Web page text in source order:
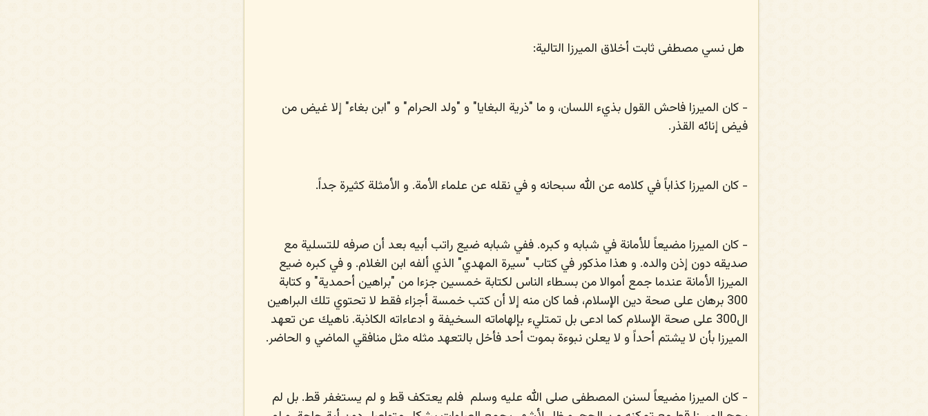
هل نسي مصطفى ثابت أخلاق الميرزا التالية:
- كان الميرزا فاحش القول بذيء اللسان، و ما "ذرية البغايا" و "ولد الحرام" و "ابن بغاء" إلا غيض من
فيض إنائه القذر.
- كان الميرزا كذاباًفي كلامه عن الله سبحانه و في نقله عن علماء الأمة. و الأمثلة كثيرة جداً.
- كان الميرزا مضيعاً للأمانة في شبابه و كبره. ففي شبابه ضيع راتب أبيه بعد أن صرفه للتسلية مع
صديقه دون إذن والده. و هذا مذكور في كتاب "سيرة المهدي" الذي ألفه ابن الغلام. و في كبره ضيع
الميرزا الأمانة عندما جمع أموالا من بسطاء الناس لكتابة خمسين جزءا من "براهين أحمدية" و كتابة
300 برهان على صحة دين الإسلام، فما كان منه إلا أن كتب خمسة أجزاء فقط لا تحتوي تلك البراهين
ال300 على صحة الإسلام كما ادعى بل تمتليء بإلهاماته السخيفة و ادعاءاته الكاذبة. ناهيك عن تعهد
الميرزا بأن لا يشتم أحداً و لا يعلن نبوءة بموت أحد فأخل بالتعهد مثله مثل منافقي الماضي و الحاضر.
- كان الميرزا مضيعاً لسنن المصطفى صلى الله عليه وسلم فلم يعتكف قط و لم يستغفر قط. بل لم